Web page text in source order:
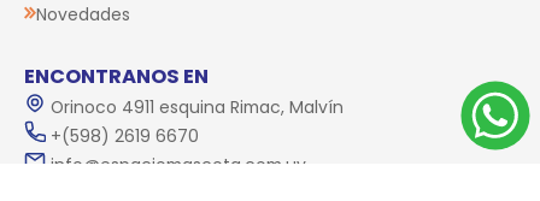
Novedades
ENCONTRANOS EN
Orinoco 4911 esquina Rimac, Malvín
+(598) 2619 6670
info@espaciomascota.com.uy